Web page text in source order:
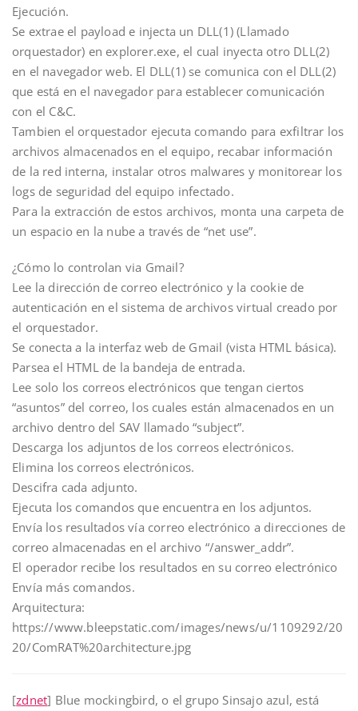
Ejecución.
Se extrae el payload e injecta un DLL(1) (Llamado
orquestador) en explorer.exe, el cual inyecta otro DLL(2)
en el navegador web. El DLL(1) se comunica con el DLL(2)
que está en el navegador para establecer comunicación
con el C&C.
Tambien el orquestador ejecuta comando para exfiltrar los
archivos almacenados en el equipo, recabar información
de la red interna, instalar otros malwares y monitorear los
logs de seguridad del equipo infectado.
Para la extracción de estos archivos, monta una carpeta de
un espacio en la nube a través de “net use”.
¿Cómo lo controlan via Gmail?
Lee la dirección de correo electrónico y la cookie de
autenticación en el sistema de archivos virtual creado por
el orquestador.
Se conecta a la interfaz web de Gmail (vista HTML básica).
Parsea el HTML de la bandeja de entrada.
Lee solo los correos electrónicos que tengan ciertos
“asuntos” del correo, los cuales están almacenados en un
archivo dentro del SAV llamado “subject”.
Descarga los adjuntos de los correos electrónicos.
Elimina los correos electrónicos.
Descifra cada adjunto.
Ejecuta los comandos que encuentra en los adjuntos.
Envía los resultados vía correo electrónico a direcciones de
correo almacenadas en el archivo “/answer_addr”.
El operador recibe los resultados en su correo electrónico
Envía más comandos.
Arquitectura:
https://www.bleepstatic.com/images/news/u/1109292/20
20/ComRAT%20architecture.jpg
[zdnet] Blue mockingbird, o el grupo Sinsajo azul, está